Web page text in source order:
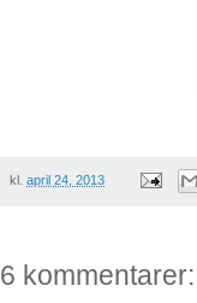
kl. april 24, 2013
6 kommentarer: